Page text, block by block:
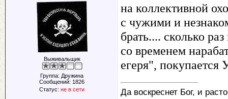
Выживальщик
Группа: Дружина
Сообщений: 1826
Статус: не в сети
на коллективной
с чужими и
брать.... сколько
со временем
егеря", покупается
Да воскреснет Бог, и